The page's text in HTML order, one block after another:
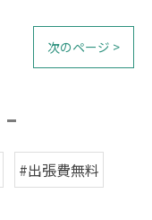
次のページ >
#出張費無料